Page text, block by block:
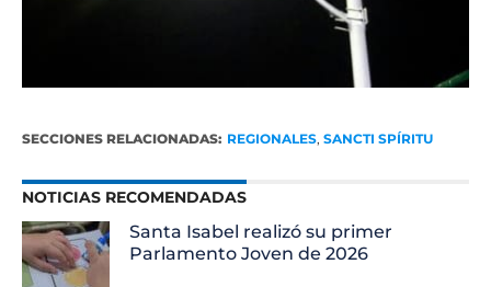
SECCIONES RELACIONADAS: REGIONALES, SANCTI SPÍRITU
NOTICIAS RECOMENDADAS
Santa Isabel realizó su primer
Parlamento Joven de 2026